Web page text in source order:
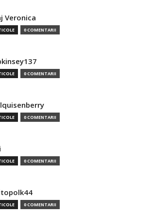
Veronica
0 COMENTARII
0 COMENTARII
0 COMENTARII
0 COMENTARII
0 COMENTARII